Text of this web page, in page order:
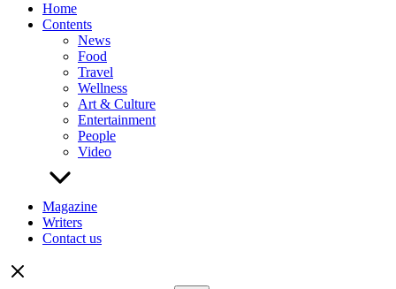
Home
Contents
News
Food
Travel
Wellness
Art & Culture
Entertainment
People
Video
Magazine
Writers
Contact us